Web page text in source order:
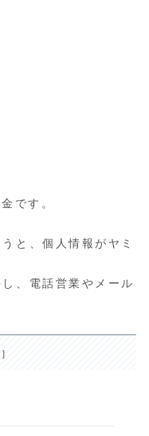
です。
と、個人情報がヤミ
、電話営業やメール